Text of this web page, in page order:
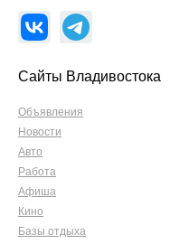
Сайты Владивостока
Объявления
Новости
Авто
Работа
Афиша
Кино
Базы отдыха